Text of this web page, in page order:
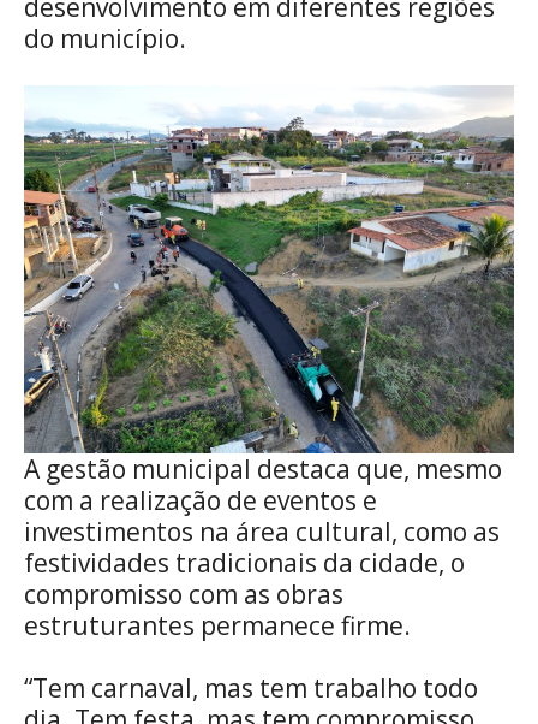
desenvolvimento em diferentes regiões
do município.
A gestão municipal destaca que, mesmo
com a realização de eventos e
investimentos na área cultural, como as
festividades tradicionais da cidade, o
compromisso com as obras
estruturantes permanece firme.
“Tem carnaval, mas tem trabalho todo